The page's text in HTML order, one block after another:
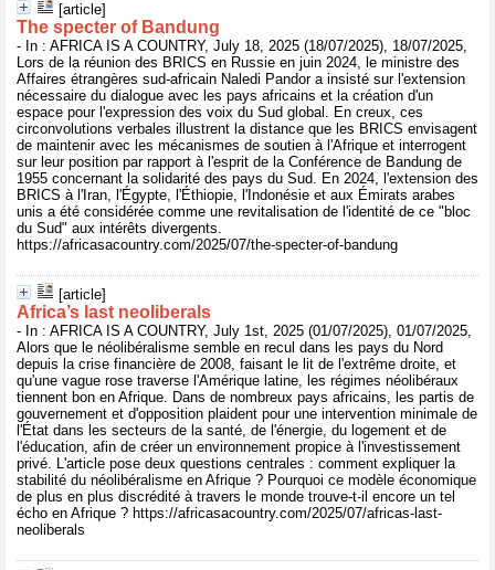
[article]
The specter of Bandung
- In : AFRICA IS A COUNTRY, July 18, 2025 (18/07/2025), 18/07/2025,
Lors de la réunion des BRICS en Russie en juin 2024, le ministre des
Affaires étrangères sud-africain Naledi Pandor a insisté sur l'extension
nécessaire du dialogue avec les pays africains et la création d'un
espace pour l'expression des voix du Sud global. En creux, ces
circonvolutions verbales illustrent la distance que les BRICS envisagent
de maintenir avec les mécanismes de soutien à l'Afrique et interrogent
sur leur position par rapport à l'esprit de la Conférence de Bandung de
1955 concernant la solidarité des pays du Sud. En 2024, l'extension des
BRICS à l'Iran, l'Égypte, l'Éthiopie, l'Indonésie et aux Émirats arabes
unis a été considérée comme une revitalisation de l'identité de ce "bloc
du Sud" aux intérêts divergents.
https://africasacountry.com/2025/07/the-specter-of-bandung
[article]
Africa’s last neoliberals
- In : AFRICA IS A COUNTRY, July 1st, 2025 (01/07/2025), 01/07/2025,
Alors que le néolibéralisme semble en recul dans les pays du Nord
depuis la crise financière de 2008, faisant le lit de l'extrême droite, et
qu'une vague rose traverse l'Amérique latine, les régimes néolibéraux
tiennent bon en Afrique. Dans de nombreux pays africains, les partis de
gouvernement et d'opposition plaident pour une intervention minimale de
l'État dans les secteurs de la santé, de l'énergie, du logement et de
l'éducation, afin de créer un environnement propice à l'investissement
privé. L'article pose deux questions centrales : comment expliquer la
stabilité du néolibéralisme en Afrique ? Pourquoi ce modèle économique
de plus en plus discrédité à travers le monde trouve-t-il encore un tel
écho en Afrique ? https://africasacountry.com/2025/07/africas-last-
neoliberals